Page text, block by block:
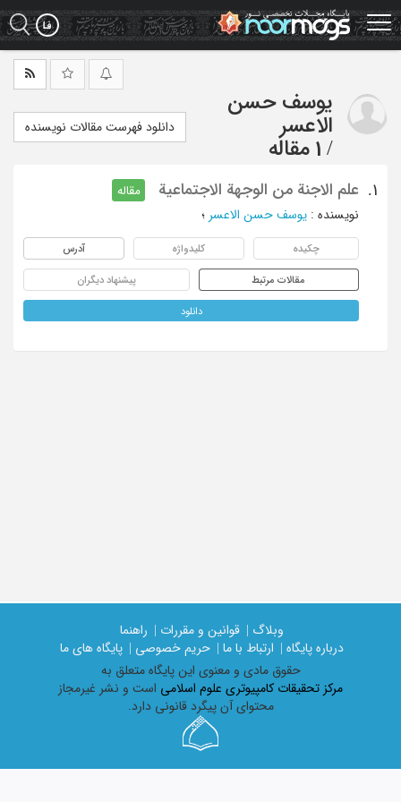
Skip
to
main
یوسف حسن
الاعسر
/ 1 مقاله
دانلود فهرست مقالات نویسنده
1. علم الاجنة من الوجهة الاجتماعیة
مقاله
نویسنده : یوسف حسن الاعسر ؛
چکیده کلیدواژه آدرس
مقالات مرتبط پیشنهاد دیگران
دانلود
وبلاگ | قوانین و مقررات |
راهنما
درباره پایگاه |
ارتباط با ما | حریم خصوصی |
پایگاه های ما
حقوق مادی و معنوی اين پايگاه متعلق به
مرکز تحقیقات کامپیوتری علوم اسلامی است و نشر غیرمجاز
محتوای آن پیگرد قانونی دارد.